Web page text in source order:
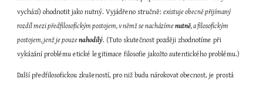
vychází) ohodnotit jako nutný. Vyjádřeno stručně: existuje obecně přijímaný
rozdíl mezi předfilosofickým postojem, v němž se nacházíme nutně, a filosofickým
postojem, jenž je pouze nahodilý. (Tuto skutečnost později zhodnotíme při
vykázání problému etické legitimace filosofie jakožto autentického problému.)
Další předfilosofickou zkušeností, pro niž budu nárokovat obecnost, je prostá